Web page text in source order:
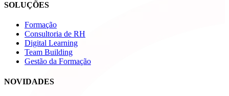
SOLUÇÕES
Formação
Consultoria de RH
Digital Learning
Team Building
Gestão da Formação
NOVIDADES